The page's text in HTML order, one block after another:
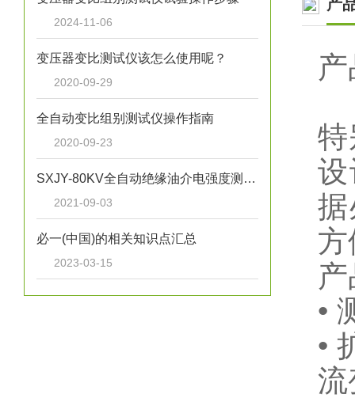
2024-11-06
变压器变比测试仪该怎么使用呢？
2020-09-29
全自动变比组别测试仪操作指南
2020-09-23
SXJY-80KV全自动绝缘油介电强度测试仪基本原理
2021-09-03
必一(中国)的相关知识点汇总
2023-03-15
产
特
•
•